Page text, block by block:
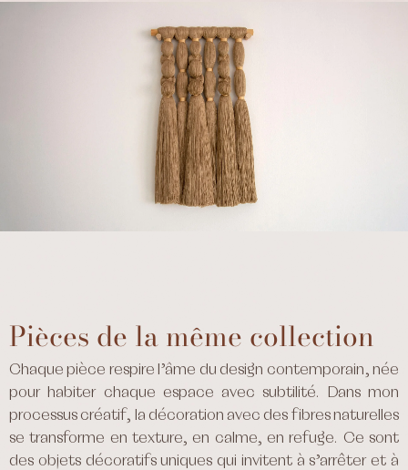
Pièces de la même collection
Chaque pièce respire l’âme du design contemporain, née
pour habiter chaque espace avec subtilité. Dans mon
processus créatif, la décoration avec des fibres naturelles
se transforme en texture, en calme, en refuge. Ce sont
des objets décoratifs uniques qui invitent à s’arrêter et à